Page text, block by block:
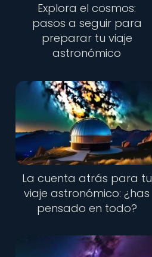
Explora el cosmos:
pasos a seguir para
preparar tu viaje
astronómico
La cuenta atrás para tu
viaje astronómico: ¿has
pensado en todo?